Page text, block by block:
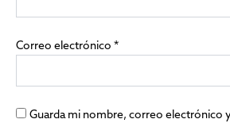
Correo electrónico *
Guarda mi nombre, correo electrónico